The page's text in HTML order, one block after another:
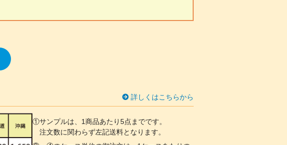
詳しくはこちらから
①サンプルは、1商品あたり5点までです。
注文数に関わらず左記送料となります。